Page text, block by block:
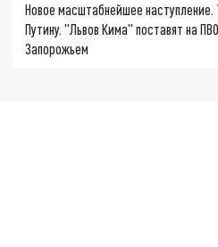
Новое масштабнейшее наступление.
Путину. "Львов Кима" поставят на
Запорожьем